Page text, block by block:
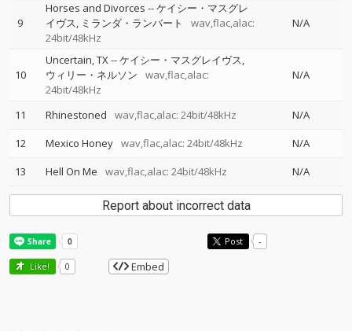
9
Horses and Divorces --ケイシー・マスグレ
イヴス ミランダ・ランバート
wav,flac,alac:
24bit/48kHz
N/A
10
Uncertain, TX--ケイシー・マスグレイヴス
ウィリー・ネルソン
wav,flac,alac:
24bit/48kHz
N/A
11 Rhinestoned wav,flac,alac: 24bit/48kHz
N/A
12
Mexico Honey wav,flac,alac: 24bit/48kHz
N/A
13
Hell On Me wav,flac,alac: 24bit/48kHz N/A
Report about incorrect data
Post -
Like! 0 Embed